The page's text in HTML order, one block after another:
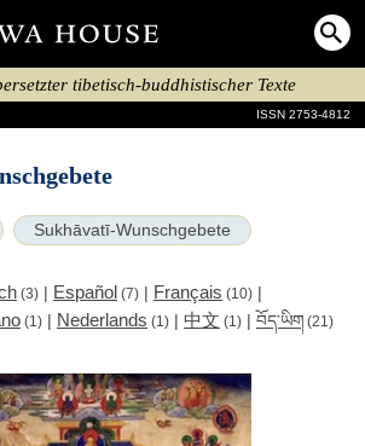
tibetisch-buddhistischer Texte
ISSN 2753-4812
Sukhāvatī-Wunschgebete
(3) | Español (7) | Français (10) |
(1) | Nederlands (1) | 中文 (1) | བོད་ཡིག (21)